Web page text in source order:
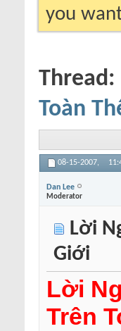
you
Thread:
Toàn
08-15-2007,
Dan Lee
Moderator
Lời
Giới
Lời
Trên